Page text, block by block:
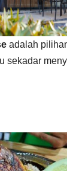
adalah
sekadar